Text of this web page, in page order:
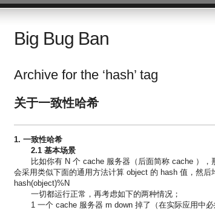
Big Bug Ban
Archive for the ‘hash’ tag
关于一致性哈希
1. 一致性哈希
2.1 基本场景
比如你有 N 个 cache 服务器（后面简称 cache ）
会采用类似下面的通用方法计算 object 的 hash 值，然后
hash(object)%N
一切都运行正常，再考虑如下的两种情况；
1 一个 cache 服务器 m down 掉了（在实际应用中